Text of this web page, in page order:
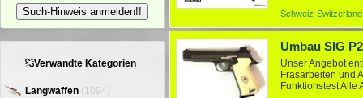
Schweiz-
Unser Angebot
Fräsarbeiten und
Funktionstest Alle
Such-Hinweis anmelden!!
Verwandte Kategorien
Langwaffen (1094)